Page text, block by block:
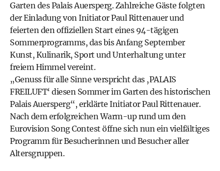
Garten des Palais Auersperg. Zahlreiche Gäste folgten
der Einladung von Initiator Paul Rittenauer und
feierten den offiziellen Start eines 94-tägigen
Sommerprogramms, das bis Anfang September
Kunst, Kulinarik, Sport und Unterhaltung unter
freiem Himmel vereint.
„Genuss für alle Sinne verspricht das ‚PALAIS
FREILUFT‘ diesen Sommer im Garten des historischen
Palais Auersperg“, erklärte Initiator Paul Rittenauer.
Nach dem erfolgreichen Warm-up rund um den
Eurovision Song Contest öffne sich nun ein vielfältiges
Programm für Besucherinnen und Besucher aller
Altersgruppen.